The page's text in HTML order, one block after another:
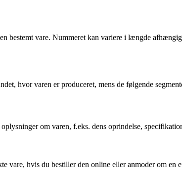
bestemt vare. Nummeret kan variere i længde
hvor varen er produceret, mens de følgende
om varen, f.eks. dens oprindelse,
vare, hvis du bestiller den online eller anmoder om en